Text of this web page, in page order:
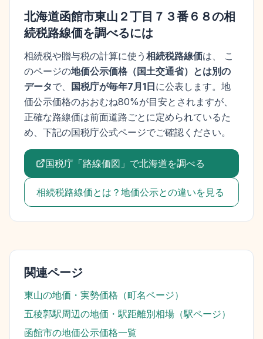
北海道函館市東山２丁目７３番６８の相
続税路線価を調べるには
相続税や贈与税の計算に使う 相続税路線価は、 こ
のページの地価公示価格 （ 国土交通省）とは別の
データで、 国税庁が毎年7月1日に公表します。 地
価公示価格のおおむね80%が目安とされますが、
正確な路線価は前面道路ごとに定められているた
め、下記の国税庁公式ページでご確認ください。
国税庁「路線価図」で北海道を調べる
相続税路線価とは？地価公示との違いを見る
関連ページ
東山の地価・実勢価格（町名ページ）
五稜郭駅周辺の地価・駅距離別相場（駅ページ）
函館市の地価公示価格一覧